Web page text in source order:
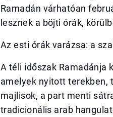
Ramadán várhatóan
lesznek a böjti órák,
Az esti órák varázsa: a
A téli időszak Ramadánja
amelyek nyitott terekben,
majlisok, a part menti
tradicionális arab